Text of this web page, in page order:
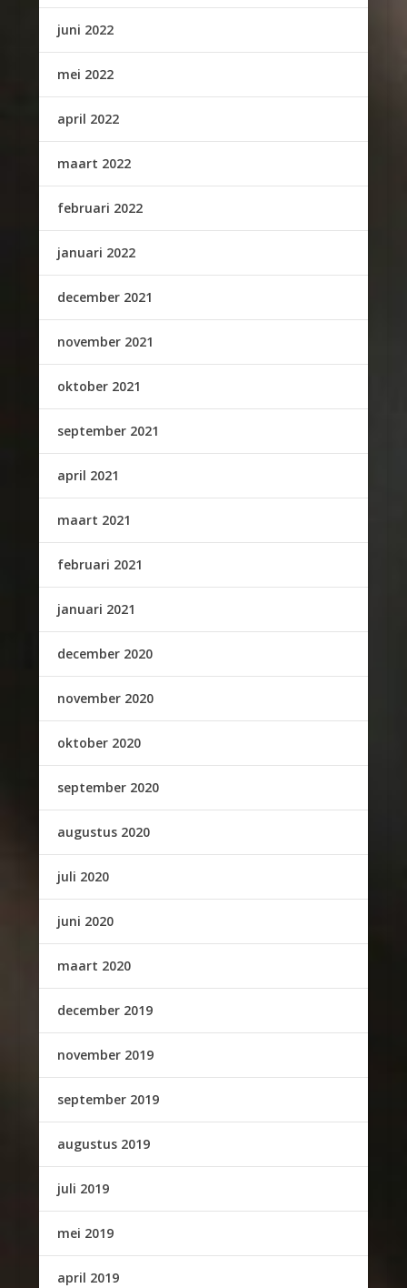
juni 2022
mei 2022
april 2022
maart 2022
februari 2022
januari 2022
december 2021
november 2021
oktober 2021
september 2021
april 2021
maart 2021
februari 2021
januari 2021
december 2020
november 2020
oktober 2020
september 2020
augustus 2020
juli 2020
juni 2020
maart 2020
december 2019
november 2019
september 2019
augustus 2019
juli 2019
mei 2019
april 2019